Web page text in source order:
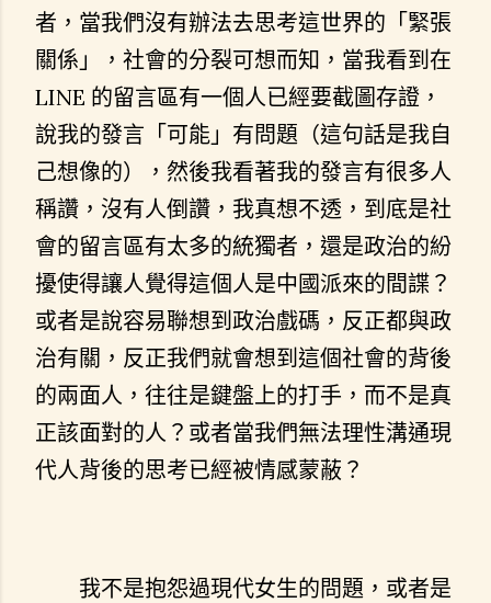
者，當我們沒有辦法去思考這世界的「緊張
關係」，社會的分裂可想而知，當我看到在
LINE 的留言區有一個人已經要截圖存證，
說我的發言「可能」有問題（這句話是我自
己想像的），然後我看著我的發言有很多人
稱讚，沒有人倒讚，我真想不透，到底是社
會的留言區有太多的統獨者，還是政治的紛
擾使得讓人覺得這個人是中國派來的間諜？
或者是說容易聯想到政治戲碼，反正都與政
治有關，反正我們就會想到這個社會的背後
的兩面人，往往是鍵盤上的打手，而不是真
正該面對的人？或者當我們無法理性溝通現
代人背後的思考已經被情感蒙蔽？
我不是抱怨過現代女生的問題，或者是